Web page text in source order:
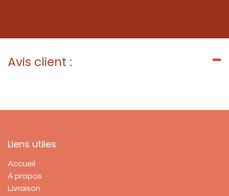
Avis client :
Liens utiles
Accueil
À propos
Livraison